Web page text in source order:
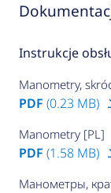
Instrukcje
Manometry,
PDF (0.23 MB)
Manometry [PL]
PDF (1.58 MB)
Манометры,